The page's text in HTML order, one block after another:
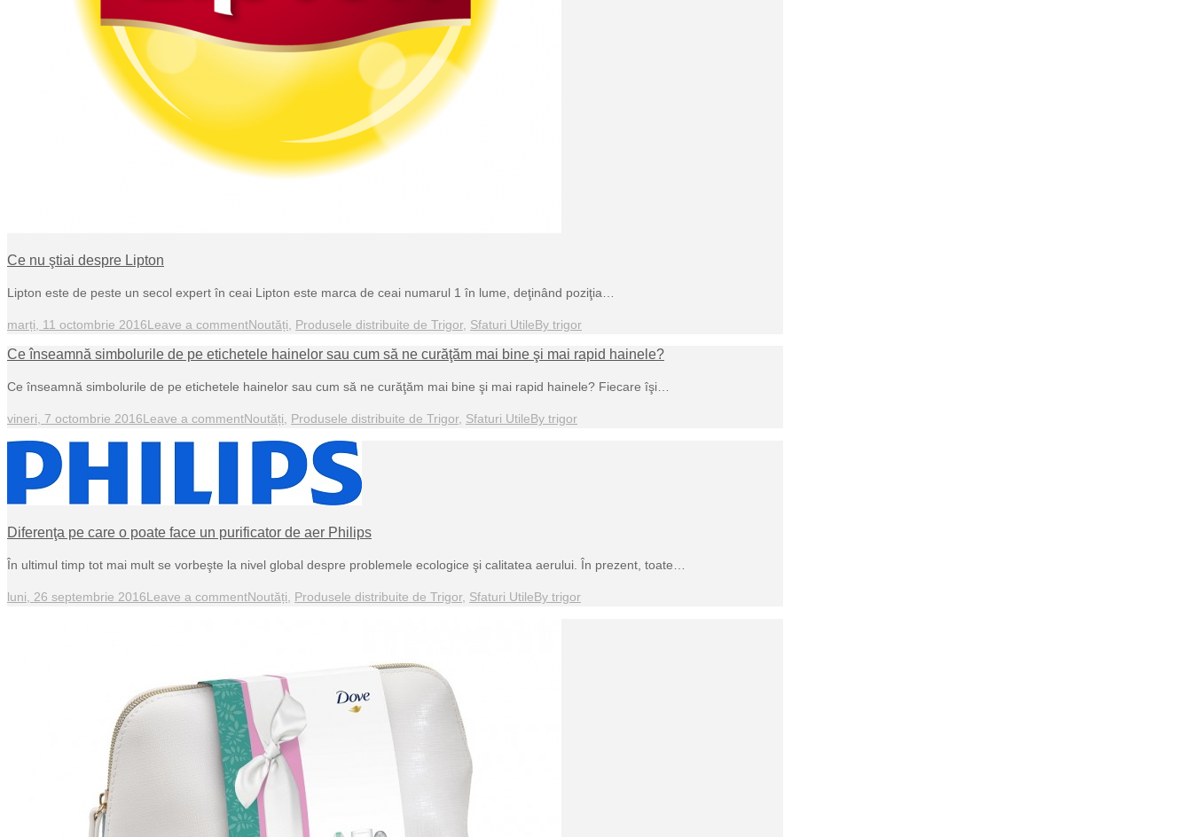
Ce nu ştiai despre Lipton
Lipton este de peste un secol expert în ceai Lipton este marca de ceai numarul 1 în lume, deţinând poziţia…
marți, 11 octombrie 2016Leave a commentNoutăți Produsele distribuite de Trigor, Sfaturi UtileBy trigor
Ce înseamnă simbolurile de pe etichetele hainelor sau cum să ne curăţăm mai bine şi mai rapid hainele?
Ce înseamnă simbolurile de pe etichetele hainelor sau cum să ne curăţăm mai bine şi mai rapid hainele? Fiecare îşi…
vineri, 7 octombrie 2016Leave a commentNoutăți, Produsele distribuite de Trigor, Sfaturi UtileBy trigor
Diferenţa pe care o poate face un purificator de aer Philips
În ultimul timp tot mai mult se vorbeşte la nivel global despre problemele ecologice şi calitatea aerului. În prezent, toate…
luni, 26 septembrie 2016Leave a commentNoutăți, Produsele distribuite de Trigor, Sfaturi UtileBy trigor